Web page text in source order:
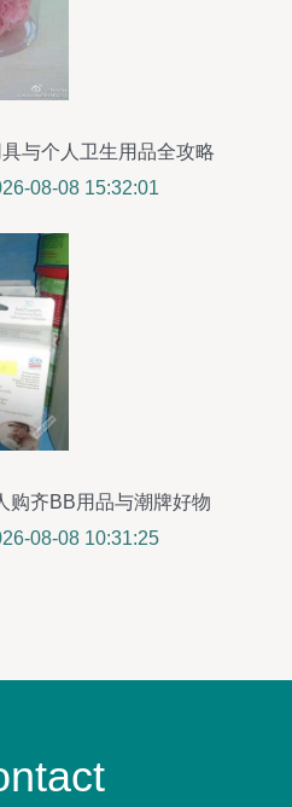
与个人卫生用品全攻略
08-08 15:32:01
购齐BB用品与潮牌好物
08-08 10:31:25